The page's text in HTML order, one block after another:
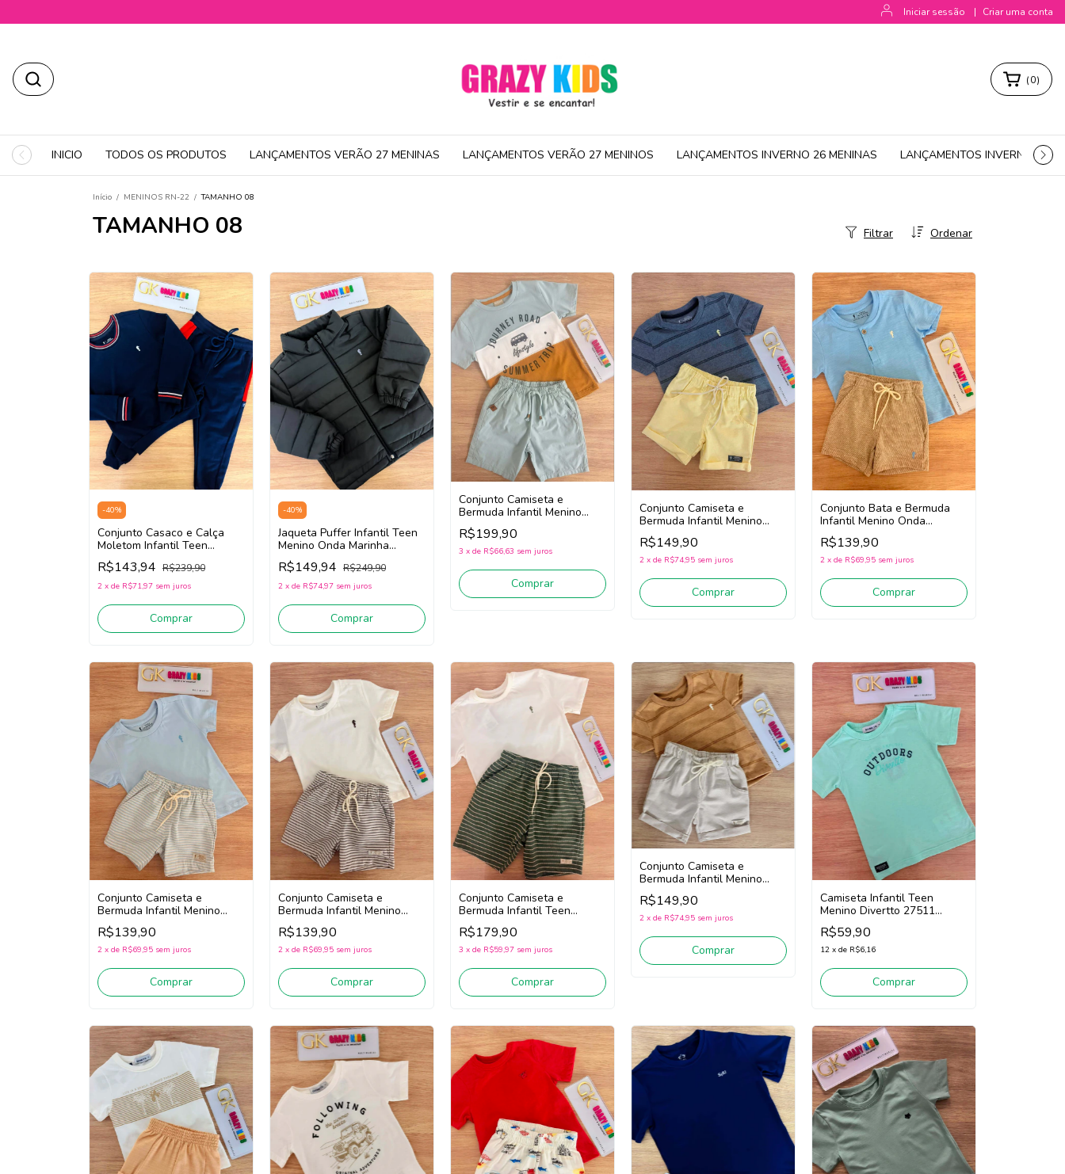
Iniciar sessão | Criar uma conta
(0)
INICIO TODOS OS PRODUTOS LANÇAMENTOS VERÃO 27 MENINAS LANÇAMENTOS VERÃO 27 MENINOS LANÇAMENTOS INVERNO 26 MENINAS LANÇAMENTOS INVERNO 26
Início / MENINOS RN-22 / TAMANHO 08
TAMANHO 08 Ordenar
Filtrar
-40%
Conjunto Casaco e Calça
Moletom Infantil Teen
Menino Onda Marinha
1261131 (Marinho)
R$143,94 R$239,90
2 x de R$71,97 sem juros
Comprar
-40%
Jaqueta Puffer Infantil Teen
Menino Onda Marinha
1261113 (Preto)
R$149,94 R$249,90
2 x de R$74,97 sem juros
Comprar
Conjunto Camiseta e
Bermuda Infantil Menino
Milon 2001795 (Azul/Bege
Escuro)
R$199,90
3 x de R$66,63 sem juros
Comprar
Conjunto Camiseta e
Bermuda Infantil Menino
Onda Marinha 1263075
(Cinza/Amarelo)
R$149,90
2 x de R$74,95 sem juros
Comprar
Conjunto Bata e Bermuda
Infantil Menino Onda
Marinha 1263077
(Azul/Bege)
R$139,90
2 x de R$69,95 sem juros
Comprar
Conjunto Camiseta e
Bermuda Infantil Menino
Onda Marinha 1263074
(Azul)
R$139,90
2 x de R$69,95 sem juros
Comprar
Conjunto Camiseta e
Bermuda Infantil Menino
Onda Marinha 1263074 (Off
White/Bege)
R$139,90
2 x de R$69,95 sem juros
Comprar
Conjunto Camiseta e
Bermuda Infantil Teen
Menino Onda Marinha
1263124 (Creme/Verde)
R$179,90
3 x de R$59,97 sem juros
Comprar
Conjunto Camiseta e
Bermuda Infantil Menino
Onda Marinha 1263075
(Ocre)
R$149,90
2 x de R$74,95 sem juros
Comprar
Camiseta Infantil Teen
Menino Divertto 27511
(Verde Claro)
R$59,90
12 x de R$6,16
Comprar